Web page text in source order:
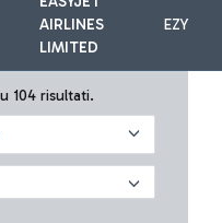
AIRLINES
LIMITED
EZY
104 risultati.